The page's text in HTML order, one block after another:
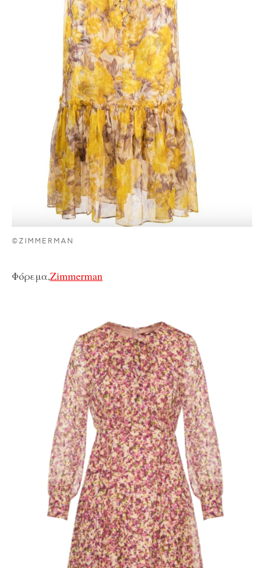
©ZIMMERMAN
Φόρεμα,Zimmerman